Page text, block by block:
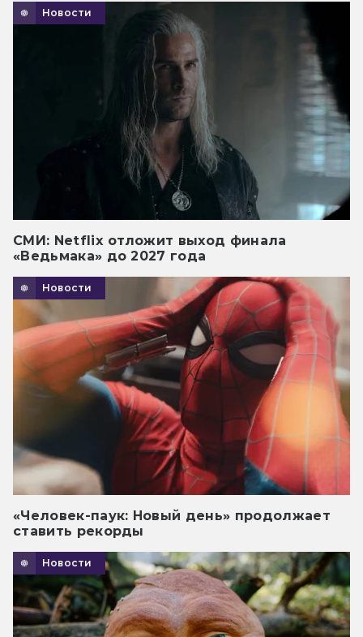
Новости
СМИ: Netflix отложит выход финала
«Ведьмака» до 2027 года
Новости
«Человек-паук: Новый день» продолжает
ставить рекорды
Новости